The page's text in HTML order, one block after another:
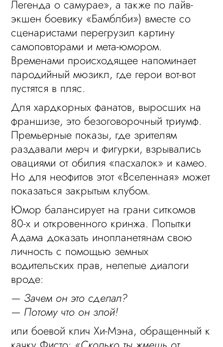
Легенда о самурае», а также по лайв-
экшен боевику «Бамблби») вместе со
сценаристами перегрузил картину
самоповторами и мета-юмором.
Временами происходящее напоминает
пародийный мюзикл, где герои вот-вот
пустятся в пляс.
Для хардкорных фанатов, выросших на
франшизе, это безоговорочный триумф.
Премьерные показы, где зрителям
раздавали мерч и фигурки, взрывались
овациями от обилия «пасхалок» и камео.
Но для неофитов этот «Вселенная» может
показаться закрытым клубом.
Юмор балансирует на грани ситкомов
80-х и откровенного кринжа. Попытки
Адама доказать инопланетянам свою
личность с помощью земных
водительских прав, нелепые диалоги
вроде:
— Зачем он это сделал?
— Потому что он злой!
или боевой клич Хи-Мэна, обращенный к